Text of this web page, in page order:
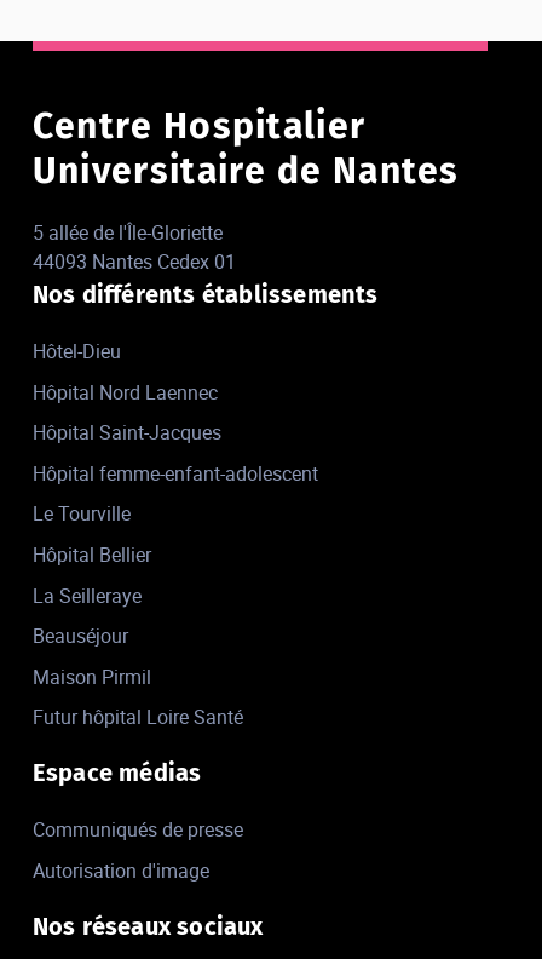
Centre Hospitalier
Universitaire de Nantes
5 allée de l'Île-Gloriette
44093 Nantes Cedex 01
Nos différents établissements
Hôtel-Dieu
Hôpital Nord Laennec
Hôpital Saint-Jacques
Hôpital femme-enfant-adolescent
Le Tourville
Hôpital Bellier
La Seilleraye
Beauséjour
Maison Pirmil
Futur hôpital Loire Santé
Espace médias
Communiqués de presse
Autorisation d'image
Nos réseaux sociaux